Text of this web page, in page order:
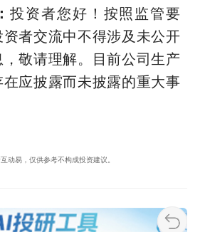
投资者您好！按照监管要
者交流中不得涉及未公开
敬请理解。目前公司生产
应披露而未披露的重大事
动易，仅供参考不构成投资建议。